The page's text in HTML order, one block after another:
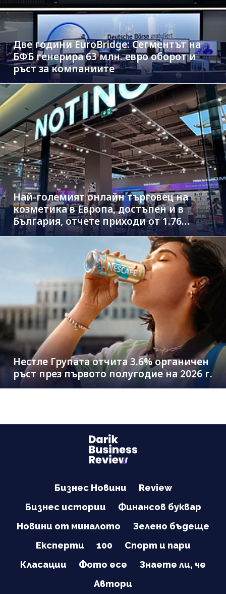
Две години EuroBridge: Сегментът на
БФБ генерира 63 млн. евро оборот и
ръст за компаниите
Най-големият онлайн търговец на
козметика в Европа, достъпен и в
България, отчете приходи от 1.76
млрд. евро
Нестле Групата отчита 3.6% органичен
ръст през първото полугодие на 2026 г.
Бизнес Новини
Review
Бизнес истории
Финансов буквар
Новини от миналото
Зелено бъдеще
Експерти
100
Спорт и пари
Класации
Фото есе
Знаете ли, че
Автори